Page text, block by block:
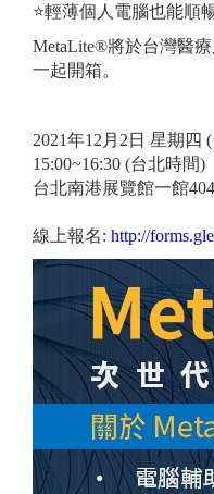
⭐️輕薄個人電腦也能順
MetaLite®將於台灣醫
一起開箱。
2021年12月2日 星期四
15:00~16:30 (台北時間)
台北南港展覽館一館
線上報名: http://